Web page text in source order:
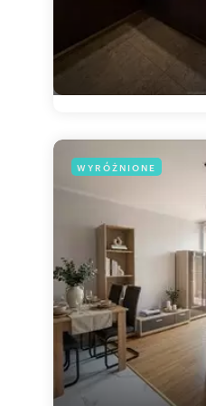
WYRÓŻNIONE